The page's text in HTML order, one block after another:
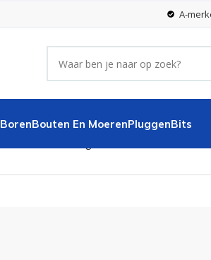
A-
BorenBouten En MoerenPluggenBits